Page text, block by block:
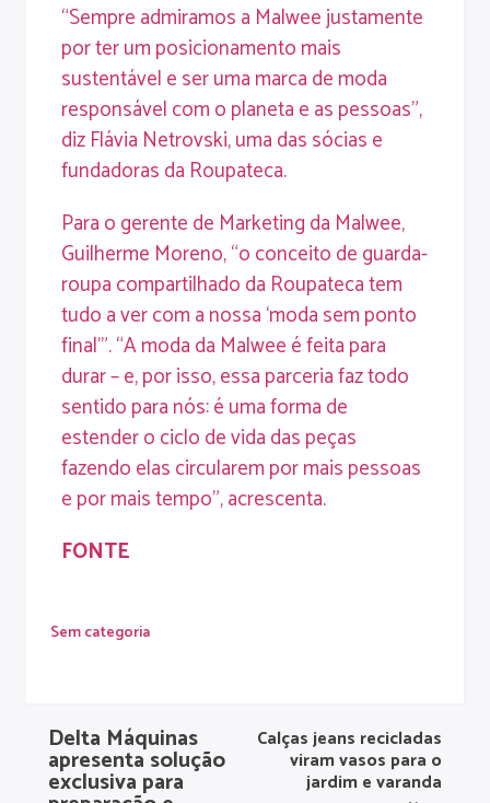
“Sempre admiramos a Malwee justamente
por ter um posicionamento mais
sustentável e ser uma marca de moda
responsável com o planeta e as pessoas”,
diz Flávia Netrovski, uma das sócias e
fundadoras da Roupateca.
Para o gerente de Marketing da Malwee,
Guilherme Moreno, “o conceito de guarda-
roupa compartilhado da Roupateca tem
tudo a ver com a nossa ‘moda sem ponto
final’”. “A moda da Malwee é feita para
durar – e, por isso, essa parceria faz todo
sentido para nós: é uma forma de
estender o ciclo de vida das peças
fazendo elas circularem por mais pessoas
e por mais tempo”, acrescenta.
FONTE
Sem categoria
Delta Máquinas
apresenta solução
exclusiva para
Calças jeans recicladas
viram vasos para o
jardim e varanda